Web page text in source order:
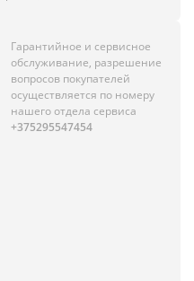
Гарантийное и сервисное
обслуживание, разрешение
вопросов покупателей
осуществляется по номеру
нашего отдела сервиса
+375295547454